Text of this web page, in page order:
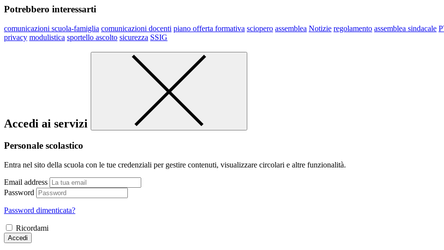
Potrebbero interessarti
comunicazioni scuola-famiglia comunicazioni docenti piano offerta formativa sciopero assemblea Notizie regolamento assemblea sindacale
privacy modulistica sportello ascolto sicurezza SSIG
Accedi ai servizi
Personale scolastico
Entra nel sito della scuola con le tue credenziali per gestire contenuti, visualizzare circolari e altre funzionalità.
Email address
Password
Password dimenticata?
Ricordami
Accedi